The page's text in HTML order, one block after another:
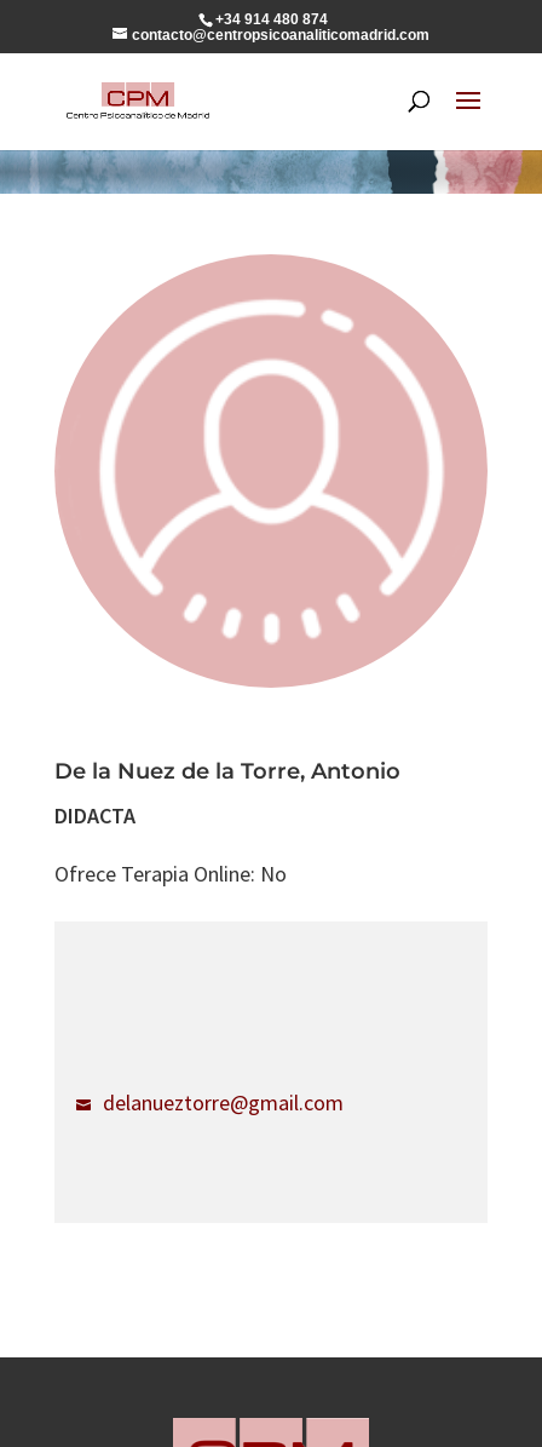
+34 914 480 874
contacto@centropsicoanaliticomadrid.com
De la Nuez de la Torre, Antonio
DIDACTA
Ofrece Terapia Online: No
delanueztorre@gmail.com